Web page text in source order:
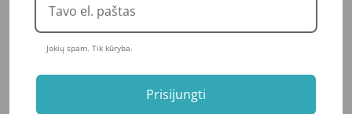
Jokių spam. Tik kūryba.
Prisijungti